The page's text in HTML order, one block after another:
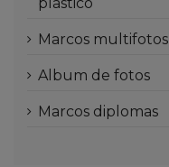
marcos multifotos
album de fotos
marcos diplomas